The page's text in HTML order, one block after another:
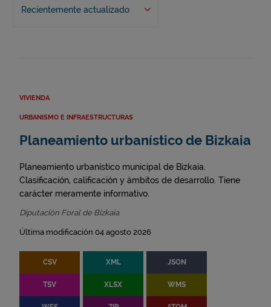
Recientemente actualizado
VIVIENDA
URBANISMO E INFRAESTRUCTURAS
Planeamiento urbanístico de Bizkaia
Planeamiento urbanístico municipal de Bizkaia.
Clasificación, calificación y ámbitos de desarrollo. Tiene
carácter meramente informativo.
Diputación Foral de Bizkaia
Última modificación 04 agosto 2026
CSV XML JSON
TSV XLSX WMS